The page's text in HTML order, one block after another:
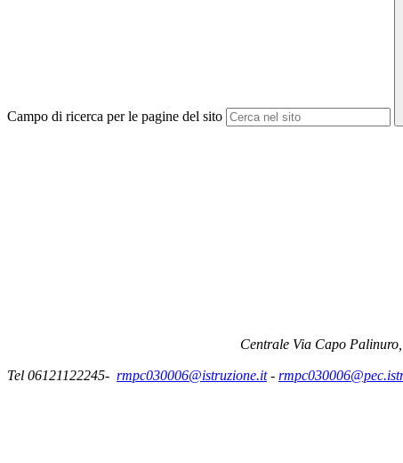
Campo di ricerca per le pagine del sito
Centrale Via Capo
Tel 06121122245- rmpc030006@istruzione.it -